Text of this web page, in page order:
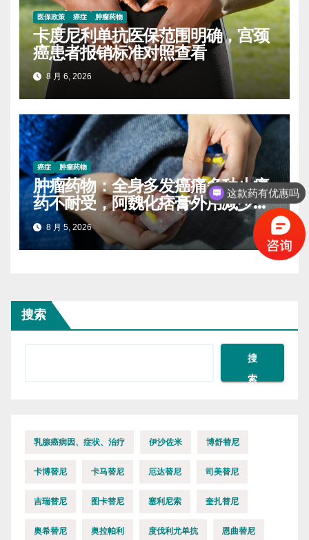
医保政策 癌症 肿瘤药物
卡度尼利单抗医保范围明确，宫颈
癌患者报销标准对照查看
8 月 6, 2026
癌症 肿瘤药物
肿瘤药物：全身多发癌痛多种止痛
药不耐受，阿魏化痞膏外用减少口
服药量的实操案例
8 月 5, 2026
搜索
搜
索
乳腺癌病因、症状、治疗 伊沙佐米 博舒替尼
卡博替尼 卡马替尼 厄达替尼 司美替尼
吉瑞替尼 图卡替尼 塞利尼索 奎扎替尼
奥希替尼 奥拉帕利 度伐利尤单抗 恩曲替尼
这款药有优惠吗